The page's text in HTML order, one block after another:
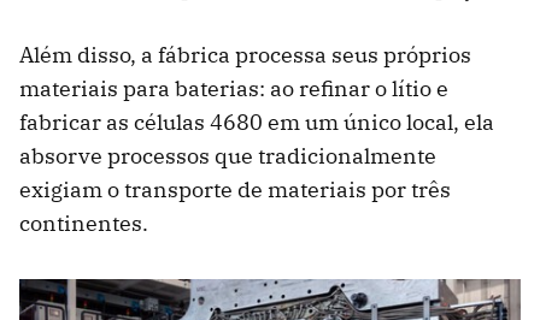
Além disso, a fábrica processa seus próprios
materiais para baterias: ao refinar o lítio e
fabricar as células 4680 em um único local, ela
absorve processos que tradicionalmente
exigiam o transporte de materiais por três
continentes.